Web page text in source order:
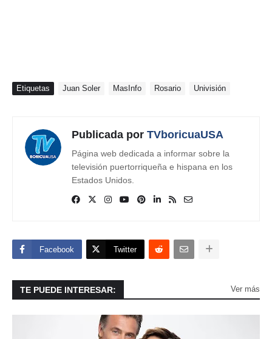
Etiquetas Juan Soler MasInfo Rosario Univisión
Publicada por TVboricuaUSA
Página web dedicada a informar sobre la
televisión puertorriqueña e hispana en los
Estados Unidos.
Facebook Twitter
TE PUEDE INTERESAR: Ver más